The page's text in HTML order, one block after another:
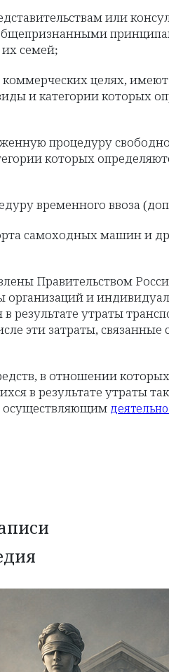
или
семей;
коммерческих целях,
и категории которых
процедуру
которых
временного ввоза
самоходных машин и
Правительством
и
результате утраты
эти затраты,
в отношении
в результате утраты
осуществляющим